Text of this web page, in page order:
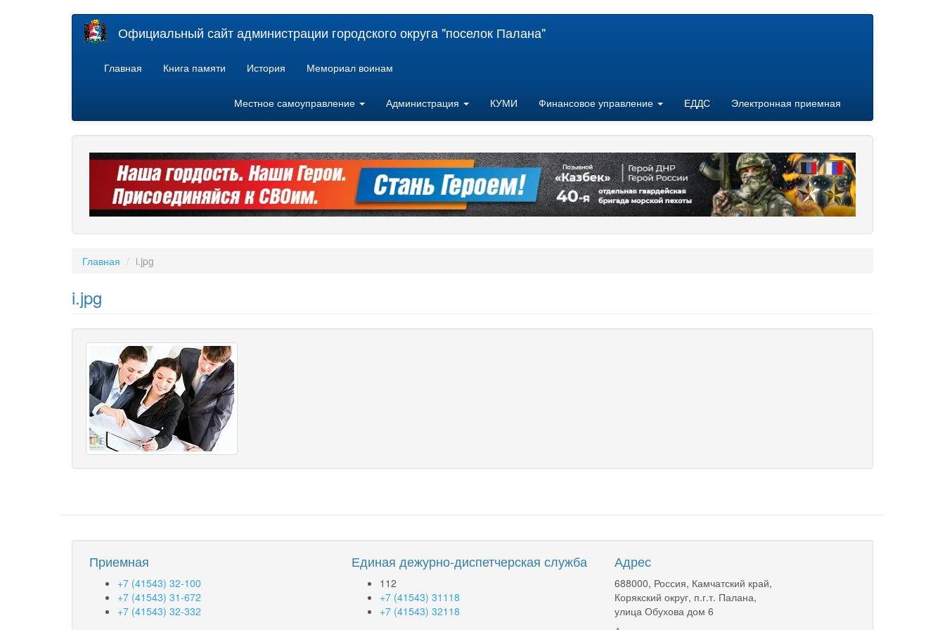
Официальный сайт администрации городского округа "поселок Палана"
Главная Книга памяти История Мемориал воинам
Местное самоуправление Администрация КУМИ Финансовое управление ЕДДС Электронная приемная
Главная i.jpg
i.jpg
Приемная
+7 (41543) 32-100
+7 (41543) 31-672
+7 (41543) 32-332
Единая дежурно-диспетчерская служба
112
+7 (41543) 31118
+7 (41543) 32118
Адрес
688000, Россия, Камчатский край,
Корякский округ, п.г.т. Палана,
улица Обухова дом 6